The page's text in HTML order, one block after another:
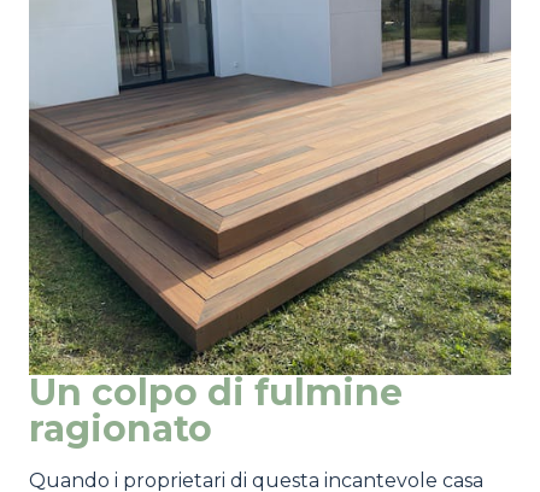
Un colpo di fulmine
ragionato
Quando i proprietari di questa incantevole casa